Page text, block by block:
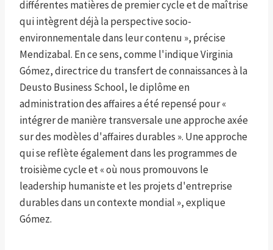
différentes matières de premier cycle et de maîtrise
qui intègrent déjà la perspective socio-
environnementale dans leur contenu », précise
Mendizabal. En ce sens, comme l'indique Virginia
Gómez, directrice du transfert de connaissances à la
Deusto Business School, le diplôme en
administration des affaires a été repensé pour «
intégrer de manière transversale une approche axée
sur des modèles d'affaires durables ». Une approche
qui se reflète également dans les programmes de
troisième cycle et « où nous promouvons le
leadership humaniste et les projets d'entreprise
durables dans un contexte mondial », explique
Gómez.